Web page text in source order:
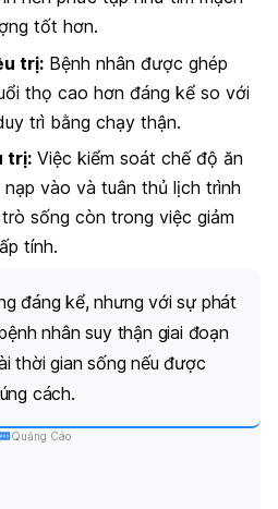
tốt hơn.
trị: Bệnh nhân được ghép
thọ cao hơn đáng kể so với
trì bằng chạy thận.
trị: Việc kiểm soát chế độ ăn
vào và tuân thủ lịch trình
sống còn trong việc giảm
tính.
đáng kể, nhưng với sự phát
nhân suy thận giai đoạn
thời gian sống nếu được
cách.
Quảng Cáo